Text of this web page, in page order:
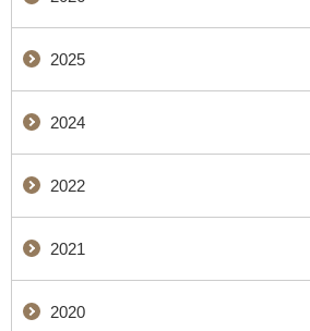
2025
2024
2022
2021
2020